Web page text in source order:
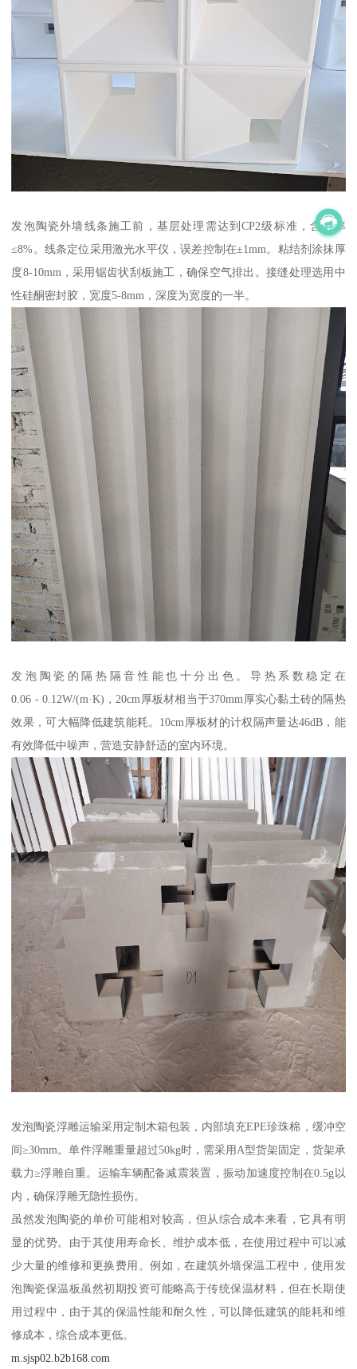
发泡陶瓷外墙线条施工前，基层处理需达到CP2级标准，含水率
≤8%。线条定位采用激光水平仪，误差控制在±1mm。粘结剂涂抹厚
度8-10mm，采用锯齿状刮板施工，确保空气排出。接缝处理选用中
性硅酮密封胶，宽度5-8mm，深度为宽度的一半。
发泡陶瓷的隔热隔音性能也十分出色。导热系数稳定在
0.06 - 0.12W/(m·K)，20cm厚板材相当于370mm厚实心黏土砖的隔热
效果，可大幅降低建筑能耗。10cm厚板材的计权隔声量达46dB，能
有效降低中噪声，营造安静舒适的室内环境。
发泡陶瓷浮雕运输采用定制木箱包装，内部填充EPE珍珠棉，缓冲空
间≥30mm。单件浮雕重量超过50kg时，需采用A型货架固定，货架承
载力≥浮雕自重。运输车辆配备减震装置，振动加速度控制在0.5g以
内，确保浮雕无隐性损伤。
虽然发泡陶瓷的单价可能相对较高，但从综合成本来看，它具有明
显的优势。由于其使用寿命长、维护成本低，在使用过程中可以减
少大量的维修和更换费用。例如，在建筑外墙保温工程中，使用发
泡陶瓷保温板虽然初期投资可能略高于传统保温材料，但在长期使
用过程中，由于其的保温性能和耐久性，可以降低建筑的能耗和维
修成本，综合成本更低。
m.sjsp02.b2b168.com